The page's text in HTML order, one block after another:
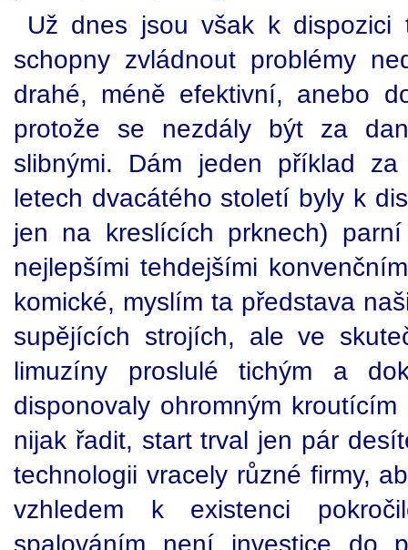
Už dnes jsou však k dispozici
schopny zvládnout problémy
drahé, méně efektivní, anebo
protože se nezdály být za
slibnými. Dám jeden příklad
letech dvacátého století byly k
jen na kreslících prknech)
nejlepšími tehdejšími
komické, myslím ta představa
supějících strojích, ale ve
limuzíny proslulé tichým a
disponovaly ohromným
nijak řadit, start trval jen pár
technologii vracely různé firmy,
vzhledem k existenci
spalováním není investice do